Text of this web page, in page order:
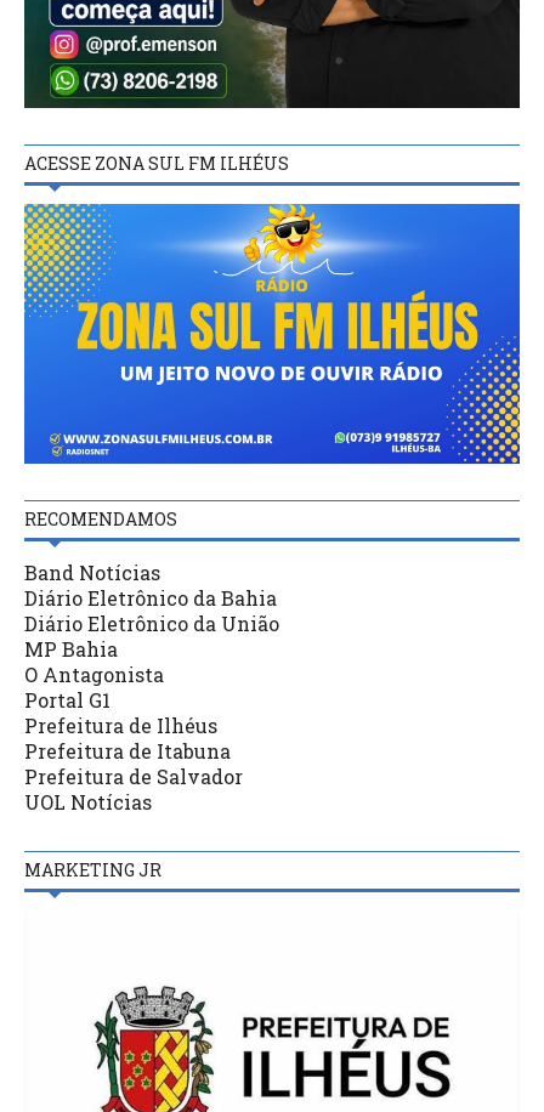
ACESSE ZONA SUL FM ILHÉUS
RECOMENDAMOS
Band Notícias
Diário Eletrônico da Bahia
Diário Eletrônico da União
MP Bahia
O Antagonista
Portal G1
Prefeitura de Ilhéus
Prefeitura de Itabuna
Prefeitura de Salvador
UOL Notícias
MARKETING JR